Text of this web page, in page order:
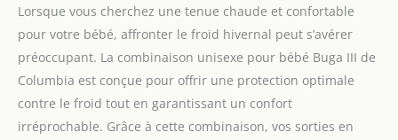
Lorsque vous cherchez une tenue chaude et confortable
pour votre bébé, affronter le froid hivernal peut s’avérer
préoccupant. La combinaison unisexe pour bébé Buga III de
Columbia est conçue pour offrir une protection optimale
contre le froid tout en garantissant un confort
irréprochable. Grâce à cette combinaison, vos sorties en